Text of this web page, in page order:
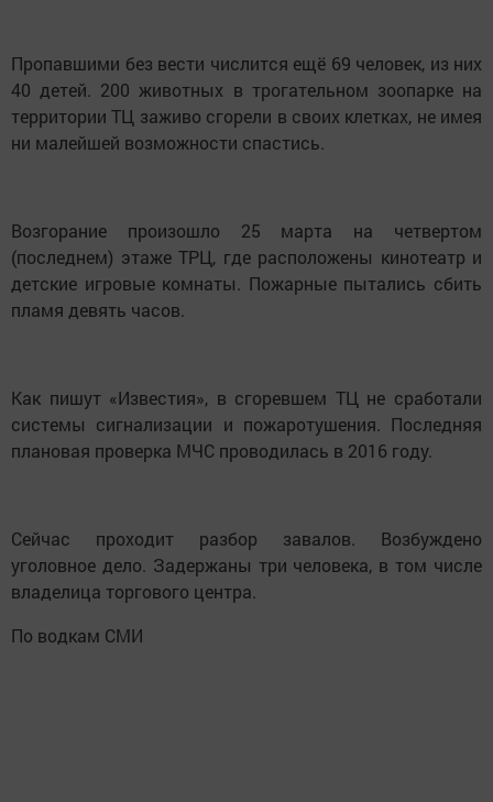
Пропавшими без вести числится ещё 69 человек, из них
40 детей. 200 животных в трогательном зоопарке на
территории ТЦ заживо сгорели в своих клетках, не имея
ни малейшей возможности спастись.
Возгорание произошло 25 марта на четвертом
(последнем) этаже ТРЦ, где расположены кинотеатр и
детские игровые комнаты. Пожарные пытались сбить
пламя девять часов.
Как пишут «Известия», в сгоревшем ТЦ не сработали
системы сигнализации и пожаротушения. Последняя
плановая проверка МЧС проводилась в 2016 году.
Сейчас проходит разбор завалов. Возбуждено
уголовное дело. Задержаны три человека, в том числе
владелица торгового центра.
По водкам СМИ